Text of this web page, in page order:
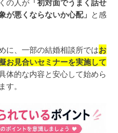
の人が 「初対面でうまく話せ
が悪くならないか心配」 と感
に、一部の結婚相談所ではお
お見合いセミナーを実施して
体的な内容と安心して始めら
す。